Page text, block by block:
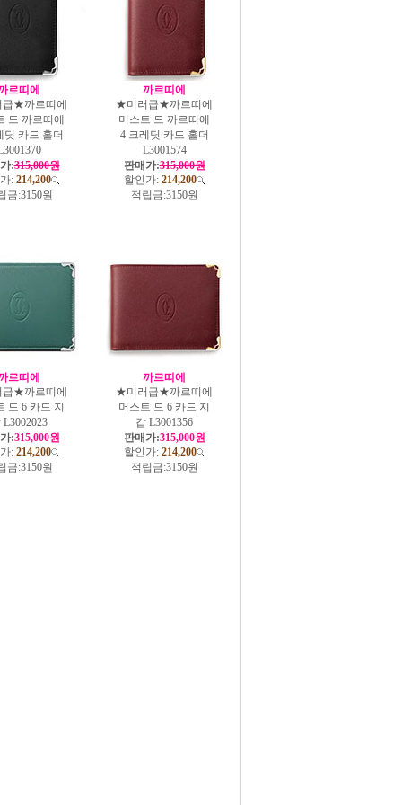
르띠에
★까르띠에
드 까르띠에
딧 카드 홀더
:315,000원
: 214,200
금:3150원
까르띠에
★미러급★까르띠에
머스트 드 까르띠에
4 크레딧 카드 홀더
L3001574
판매가:315,000원
할인가: 214,200
적립금:3150원
르띠에
★까르띠에
드 6 카드 지
L3002023
:315,000원
: 214,200
금:3150원
까르띠에
★미러급★까르띠에
머스트 드 6 카드 지
갑 L3001356
판매가:315,000원
할인가: 214,200
적립금:3150원